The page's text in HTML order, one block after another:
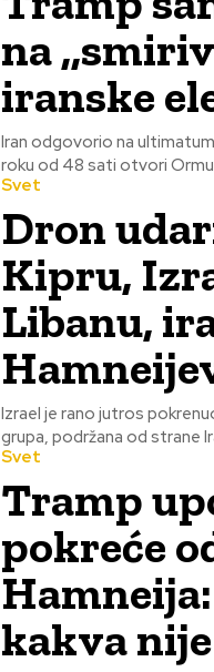
na
iranske
Iran odgovorio na ultimatum Američki predsednik Donald Tramp dao je ultimatum Iranu da u
roku od 48 sati otvori
Svet
Dron
Kipru,
Libanu,
Izrael je rano jutros
grupa, podržana od strane
Svet
Tramp
pokreće
kakva